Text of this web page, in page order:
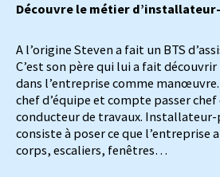
Découvre le métier
A l’origine Steven a fait un BTS
C’est son père qui lui a fait
dans l’entreprise comme
chef d’équipe et compte passer
conducteur de travaux.
consiste à poser ce que l’entreprise
corps, escaliers, fenêtres…